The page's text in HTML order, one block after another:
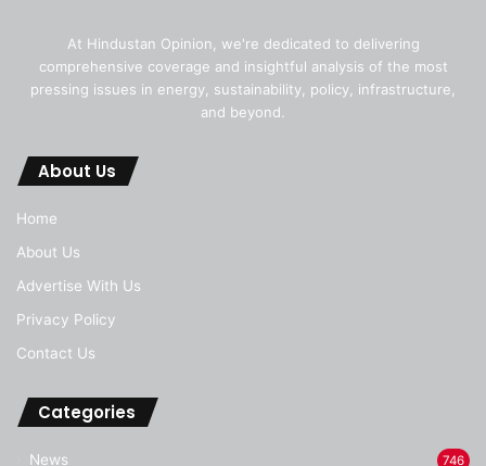
At Hindustan Opinion, we're dedicated to delivering
comprehensive coverage and insightful analysis of the most
pressing issues in energy, sustainability, policy, infrastructure,
and beyond.
About Us
Home
About Us
Advertise With Us
Privacy Policy
Contact Us
Categories
News 746